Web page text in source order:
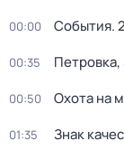
00:00 События.
00:35 Петровка,
00:50 Охота на
01:35 Знак